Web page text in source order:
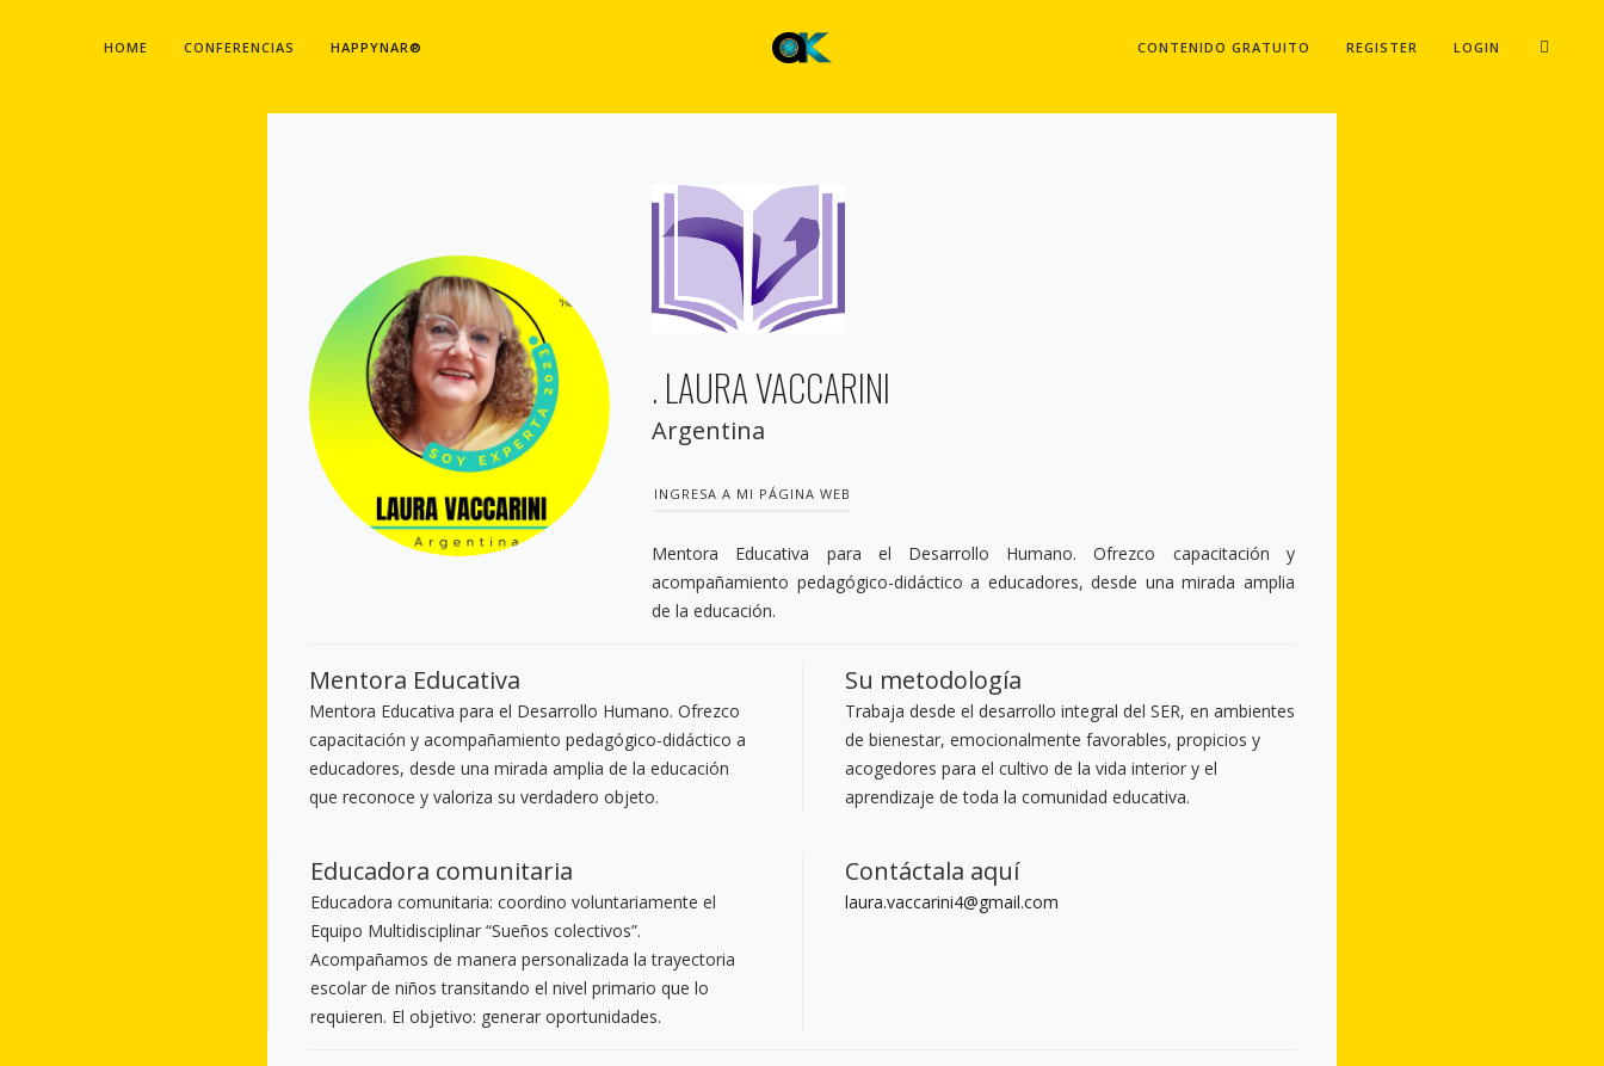
HOME CONFERENCIAS HAPPYNAR® CONTENIDO GRATUITO REGISTER LOGIN
. LAURA VACCARINI
Argentina
INGRESA A MI PÁGINA WEB
Mentora Educativa para el Desarrollo Humano. Ofrezco capacitación y
acompañamiento pedagógico-didáctico a educadores, desde una mirada amplia
de la educación.
Mentora Educativa
Mentora Educativa para el Desarrollo Humano. Ofrezco
capacitación y acompañamiento pedagógico-didáctico a
educadores, desde una mirada amplia de la educación
que reconoce y valoriza su verdadero objeto.
Su metodología
Trabaja desde el desarrollo integral del SER, en ambientes
de bienestar, emocionalmente favorables, propicios y
acogedores para el cultivo de la vida interior y el
aprendizaje de toda la comunidad educativa.
Educadora comunitaria
Educadora comunitaria: coordino voluntariamente el
Equipo Multidisciplinar “Sueños colectivos”.
Acompañamos de manera personalizada la trayectoria
escolar de niños transitando el nivel primario que lo
requieren. El objetivo: generar oportunidades.
Contáctala aquí
laura.vaccarini4@gmail.com